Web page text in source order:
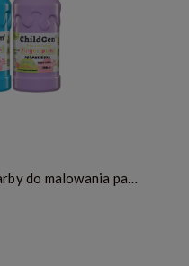
ChildGen - Nietoksyczne farby do malowania palcami 3x 350ml PASTELOWE - różowa, niebieska, fioletowa